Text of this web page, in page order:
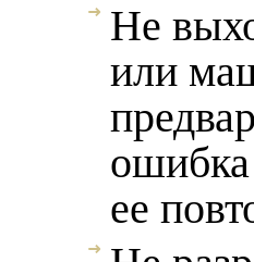
Не
или
ошибка
ее